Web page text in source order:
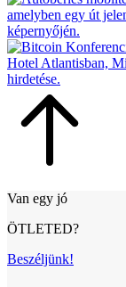
Van egy jó
ÖTLETED?
Beszéljünk!